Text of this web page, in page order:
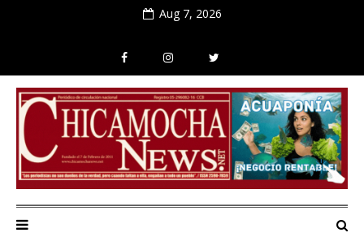
Aug 7, 2026